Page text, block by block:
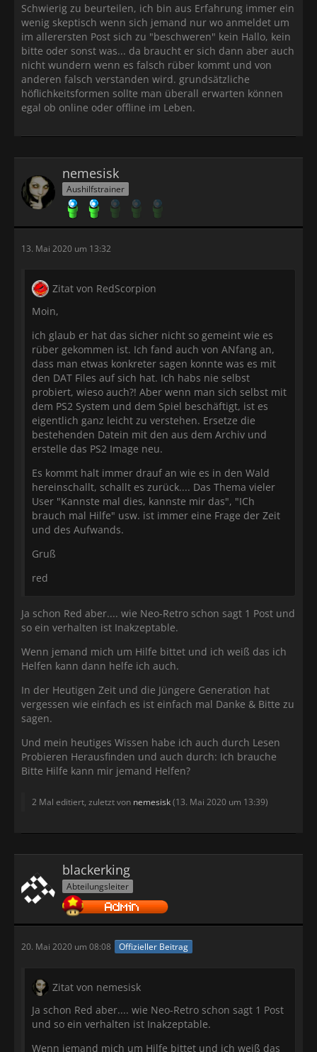
Schwierig zu beurteilen, ich bin aus Erfahrung immer ein
wenig skeptisch wenn sich jemand nur wo anmeldet um
im allerersten Post sich zu "beschweren" kein Hallo, kein
bitte oder sonst was... da braucht er sich dann aber auch
nicht wundern wenn es falsch rüber kommt und von
anderen falsch verstanden wird. grundsätzliche
höflichkeitsformen sollte man überall erwarten können
egal ob online oder offline im Leben.
nemesisk
Aushilfstrainer
13. Mai 2020 um 13:32
Zitat von RedScorpion
Moin,
ich glaub er hat das sicher nicht so gemeint wie es
rüber gekommen ist. Ich fand auch von ANfang an,
dass man etwas konkreter sagen konnte was es mit
den DAT Files auf sich hat. Ich habs nie selbst
probiert, wieso auch?! Aber wenn man sich selbst mit
dem PS2 System und dem Spiel beschäftigt, ist es
eigentlich ganz leicht zu verstehen. Ersetze die
bestehenden Datein mit den aus dem Archiv und
erstelle das PS2 Image neu.
Es kommt halt immer drauf an wie es in den Wald
hereinschallt, schallt es zurück.... Das Thema vieler
User "Kannste mal dies, kannste mir das", "ICh
brauch mal Hilfe" usw. ist immer eine Frage der Zeit
und des Aufwands.
Gruß
red
Ja schon Red aber.... wie Neo-Retro schon sagt 1 Post und
so ein verhalten ist Inakzeptable.
Wenn jemand mich um Hilfe bittet und ich weiß das ich
Helfen kann dann helfe ich auch.
In der Heutigen Zeit und die Jüngere Generation hat
vergessen wie einfach es ist einfach mal Danke & Bitte zu
sagen.
Und mein heutiges Wissen habe ich auch durch Lesen
Probieren Herausfinden und auch durch: Ich brauche
Bitte Hilfe kann mir jemand Helfen?
2 Mal editiert, zuletzt von nemesisk(13. Mai 2020 um 13:39)
blackerking
Abteilungsleiter
20. Mai 2020 um 08:08 Offizieller Beitrag
Zitat von nemesisk
Ja schon Red aber.... wie Neo-Retro schon sagt 1 Post
und so ein verhalten ist Inakzeptable.
Wenn jemand mich um Hilfe bittet und ich weiß das